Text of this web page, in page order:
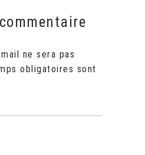
ne sera pas
obligatoires sont